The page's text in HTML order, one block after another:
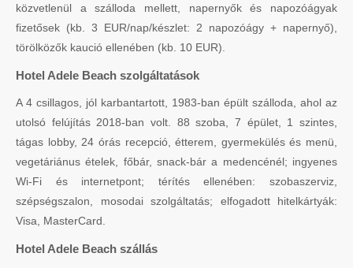
közvetlenül a szálloda mellett, napernyők és napozóágyak
fizetősek (kb. 3 EUR/nap/készlet: 2 napozóágy + napernyő),
törölközők kaució ellenében (kb. 10 EUR).
Hotel Adele Beach szolgáltatások
A 4 csillagos, jól karbantartott, 1983-ban épült szálloda, ahol az
utolsó felújítás 2018-ban volt. 88 szoba, 7 épület, 1 szintes,
tágas lobby, 24 órás recepció, étterem, gyermekülés és menü,
vegetáriánus ételek, főbár, snack-bár a medencénél; ingyenes
Wi-Fi és internetpont; térítés ellenében: szobaszerviz,
szépségszalon, mosodai szolgáltatás; elfogadott hitelkártyák:
Visa, MasterCard.
Hotel Adele Beach szállás